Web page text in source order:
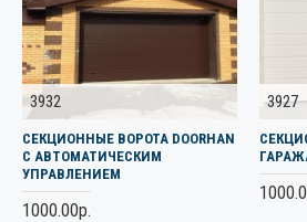
3932
СЕКЦИОННЫЕ ВОРОТА DOORHAN
С АВТОМАТИЧЕСКИМ
УПРАВЛЕНИЕМ
1000.00р.
3927